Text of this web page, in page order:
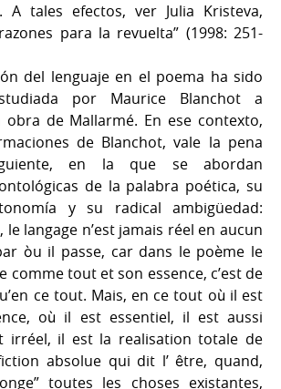
A tales efectos, ver Julia Kristeva,
para la revuelta” (1998: 251-
del lenguaje en el poema ha sido
por Maurice Blanchot a
de Mallarmé. En ese contexto,
de Blanchot, vale la pena
en la que se abordan
de la palabra poética, su
y su radical ambigüedad:
le langage n’est jamais réel en aucun
òu il passe, car dans le poème le
comme tout et son essence, c’est de
ce tout. Mais, en ce tout où il est
où il est essentiel, il est aussi
irréel, il est la realisation totale de
absolue qui dit l’ être, quand,
toutes les choses existantes,